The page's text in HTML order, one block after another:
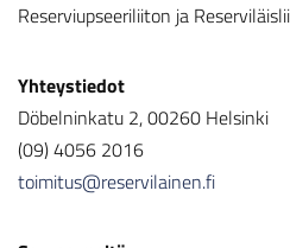
Reserviupseeriliiton ja
Yhteystiedot
Döbelninkatu 2, 00260 Helsinki
(09) 4056 2016
toimitus@reservilainen.fi